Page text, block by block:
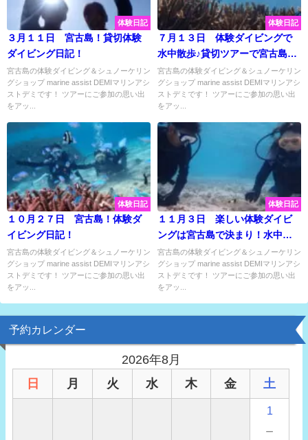
体験日記
３月１１日 宮古島！貸切体験
ダイビング日記！
宮古島の体験ダイビング＆シュノーケリン
グショップ marine assist DEMIマリンアシ
ストデミです！ ツアーにご参加の思い出
をアッ...
体験日記
７月１３日 体験ダイビングで
水中散歩♪貸切ツアーで宮古島の
海を大満喫してきました♡
宮古島の体験ダイビング＆シュノーケリン
グショップ marine assist DEMIマリンアシ
ストデミです！ ツアーにご参加の思い出
をアッ...
体験日記
１０月２７日 宮古島！体験ダ
イビング日記！
宮古島の体験ダイビング＆シュノーケリン
グショップ marine assist DEMIマリンアシ
ストデミです！ ツアーにご参加の思い出
をアッ...
体験日記
１１月３日 楽しい体験ダイビ
ングは宮古島で決まり！水中散
歩で美ら海堪能してきました
♡
宮古島の体験ダイビング＆シュノーケリン
グショップ marine assist DEMIマリンアシ
ストデミです！ ツアーにご参加の思い出
をアッ...
予約カレンダー
2026年8月
日
月 火 水 木 金 土
1
－